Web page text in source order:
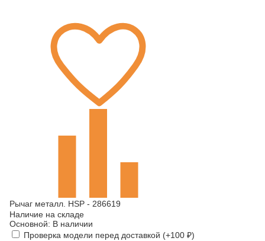
Рычаг металл. HSP - 286619
Наличие на складе
Основной: В наличии
Проверка модели перед доставкой (+100 ₽)